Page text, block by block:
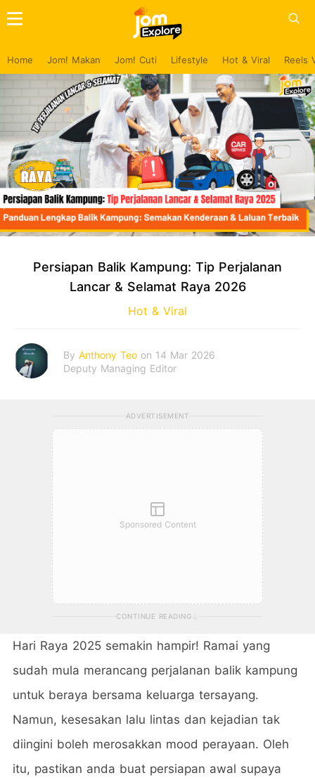
Home Jom! Makan Jom! Cuti Lifestyle Hot & Viral Reels
Persiapan Balik Kampung: Tip Perjalanan
Lancar & Selamat Raya 2026
Hot & Viral
By Anthony Teo on 14 Mar 2026
Deputy Managing Editor
ADVERTISEMENT
Sponsored Content
CONTINUE READING
Hari Raya 2025 semakin hampir! Ramai yang
sudah mula merancang perjalanan balik kampung
untuk beraya bersama keluarga tersayang.
Namun, kesesakan lalu lintas dan kejadian tak
diingini boleh merosakkan mood perayaan. Oleh
itu, pastikan anda buat persiapan awal supaya